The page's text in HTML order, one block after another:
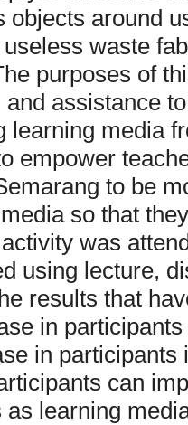
objects around
waste
purposes of
assistance
learning media
empower
to be
so that
was
using lecture,
results that
in
in
can
learning